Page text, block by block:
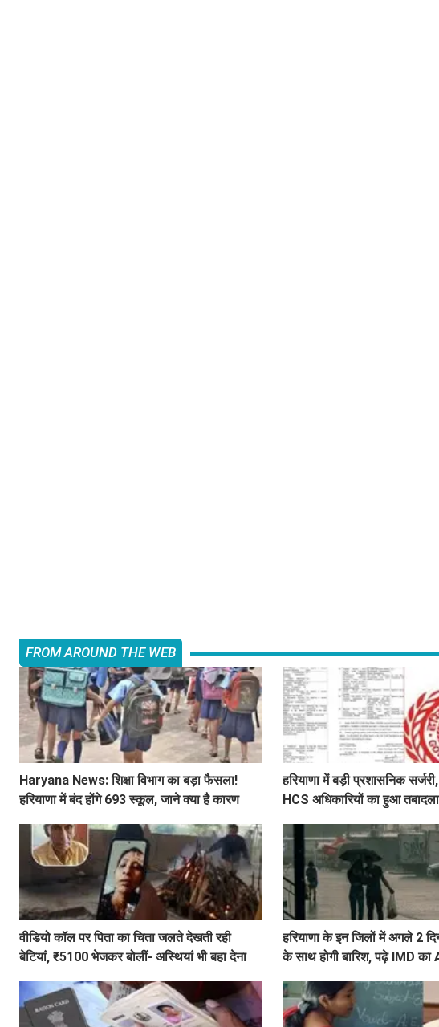
FROM AROUND THE WEB
Haryana News: शिक्षा विभाग का बड़ा फैसला!
हरियाणा में बंद होंगे 693 स्कूल, जाने क्या है कारण
हरियाणा में बड़ी प्रशासनिक
HCS अधिकारियों का हुआ
वीडियो कॉल पर पिता का चिता जलते देखती रही
बेटियां, ₹5100 भेजकर बोलीं- अस्थियां भी बहा देना
हरियाणा के इन जिलों में अगले 2
के साथ होगी बारिश, पढ़े IMD